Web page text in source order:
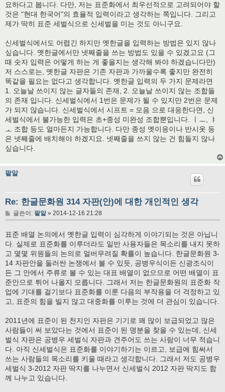
요하다고 봅니다. 다만, 저는 표준화에서 최우선적으로 고려되어야 할
것은 "현대 한국어"의 효율적 입력이라고 생각하는 쪽입니다. 그리고
제가 딱히 표준 세벌식으로 신세벌을 미는 것도 아니구요.
신세벌식에서도 어렵긴 하지만 옛한글을 입력하는 방법은 있지 않나
싶습니다. 옛한글에서만 넷째줄을 쓰는 방법도 있을 수 있겠고요 (그
때 숫자 입력은 어떻게 하는 게 좋을지는 생각해 봐야 하겠습니다만)
저 스스로는, 옛한글 자판은 기존 자판과 가까울수록 좋지만 완전히
똑같을 필요는 없다고 생각합니다. 옛한글 입력의 두 가지 문제라면
1. 오늘날 쓰이지 않는 글자들의 존재, 2. 오늘날 쓰이지 않는 조합들
의 존재 입니다. 신세벌식에서 1번은 문제가 될 수 있지만 2번은 문제
가 되지 않습니다. 신세벌식에서 시프트 = 모음 으로 대응한다면, 신
세벌식에서 불가능한 입력은 초+종성 미완성 조합뿐입니다. ㅣㅡ, ㅑ
ㅗ 조합 등도 얼마든지 가능합니다. 다만 종성 옛이응이나 반시옷 등
은 넷째줄에 배치해야 하겠지요. 넷째줄을 쓰지 않는 건 힘들지 않나
싶습니다.
팥알
Re: 한글문화원 314 자판(안)에 대한 개인적인 생각
글
글쓴이: 팥알» 2014-12-16 21:28
표준 배열 논의에서 옛한글 입력이 심각하게 이야기되는 것은 아닙니
다. 실제로 표준화를 이루더라도 일반 사용자들은 목소리를 내지 못하
고 몇몇 위원들의 논의로 얼버무려질 확률이 높습니다. 한글문화원 3-
14 자판안을 둘러싼 논쟁에서 볼 수 있듯, 공병우식이든 신광조식이
든 그 안에서 주류로 볼 수 있는 대표 배열이 없으므로 어떤 배열이 표
준안으로 튀어 나올지 모릅니다. 그래서 저는 한글문화원의 표준화 작
업에 기대를 걸기보다 표준화를 이룬 다음의 부작용을 더 걱정하고 있
고, 표준의 힘을 빌지 않고 대중화를 이루는 것에 더 관심이 있습니다.
2011년에 표준이 된 천지인 자판은 기기로 꽤 많이 보급되었고 많은
사람들이 써 보았다는 것에서 표준이 된 명분을 찾을 수 있는데, 신세
벌식 자판은 공병우 세벌식 자판과 견주어도 쓰는 사람이 너무 적습니
다. 아직 신세벌식은 표준화를 이야기하기는 이르고, 보급에 힘써서
쓰는 사람들의 목소리를 키울 때라고 생각합니다. 그래서 저도 공병우
세벌식 3-2012 자판 딱지를 나누면서 신세벌식 2012 자판 딱지도 함
께 나누고 있습니다.